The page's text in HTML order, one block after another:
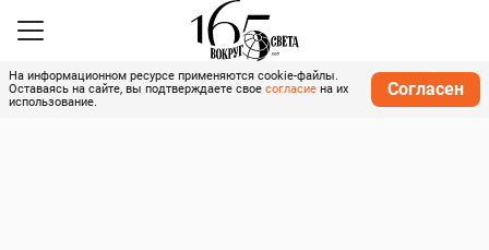
На информационном ресурсе применяются cookie-файлы.
Оставаясь на сайте, вы подтверждаете свое согласие на их
использование.
Согласен